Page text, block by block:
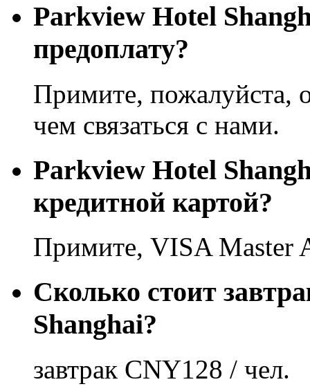
Parkview Hotel
предоплату?
Примите, пожалуйста,
чем связаться с нами.
Parkview Hotel
кредитной картой?
Примите, VISA Master
Сколько стоит
Shanghai?
завтрак CNY128 / чел.